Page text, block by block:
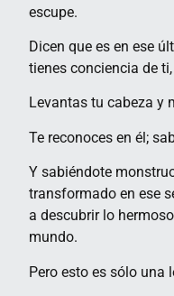
escupe.
Dicen que es en ese
tienes conciencia de
Levantas tu cabeza y
Te reconoces en él;
Y sabiéndote
transformado en ese
a descubrir lo
mundo.
Pero esto es sólo una